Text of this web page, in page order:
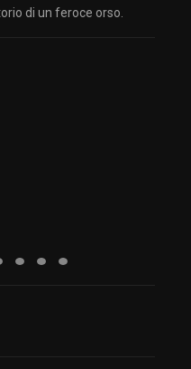
di un feroce orso.